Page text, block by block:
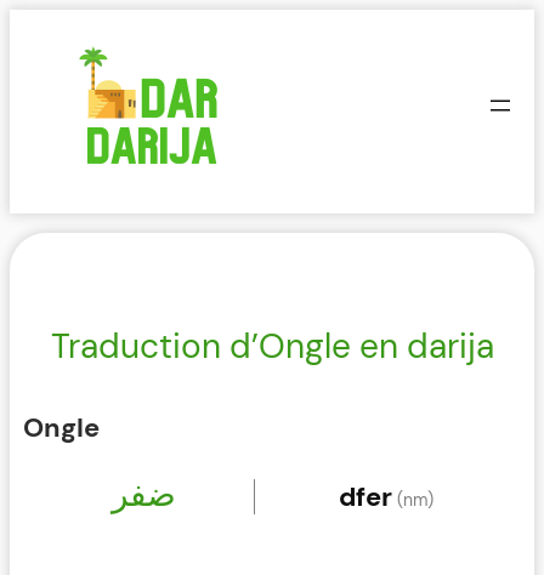
Traduction d’Ongle en darija
Ongle
ضفر dfer(nm)